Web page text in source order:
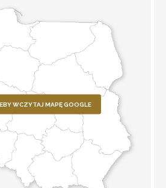
WCZYTAJ MAPĘ GOOGLE